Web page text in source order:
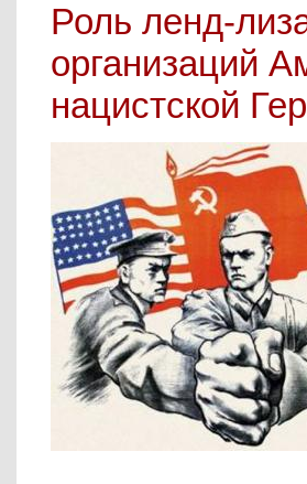
Роль ленд-
организаций
нацистской